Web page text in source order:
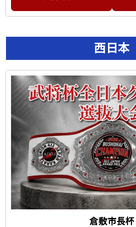
西日本
倉敷市長杯